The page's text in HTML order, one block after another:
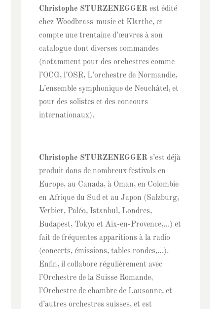
Christophe STURZENEGGER est édité
chez Woodbrass-music et Klarthe, et
compte une trentaine d’œuvres à son
catalogue dont diverses commandes
(notamment pour des orchestres comme
l’OCG, l’OSR, L’orchestre de Normandie,
L’ensemble symphonique de Neuchâtel, et
pour des solistes et des concours
internationaux).
Christophe STURZENEGGER s’est déjà
produit dans de nombreux festivals en
Europe, au Canada, à Oman, en Colombie
en Afrique du Sud et au Japon (Salzburg,
Verbier, Paléo, Istanbul, Londres,
Budapest, Tokyo et Aix-en-Provence,…) et
fait de fréquentes apparitions à la radio
(concerts, émissions, tables rondes,…).
Enfin, il collabore régulièrement avec
l’Orchestre de la Suisse Romande,
l’Orchestre de chambre de Lausanne, et
d’autres orchestres suisses, et est